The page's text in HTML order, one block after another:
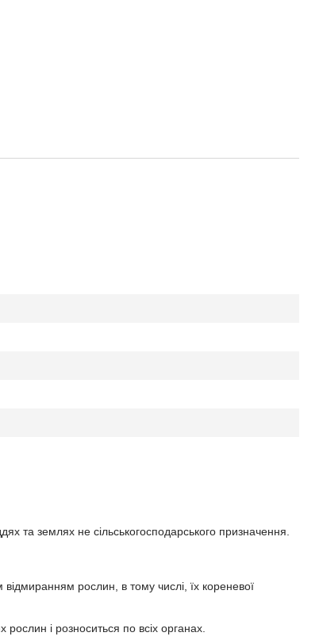
та землях не сільськогосподарського призначення.
відмиранням рослин, в тому числі, їх кореневої
рослин і розноситься по всіх органах.